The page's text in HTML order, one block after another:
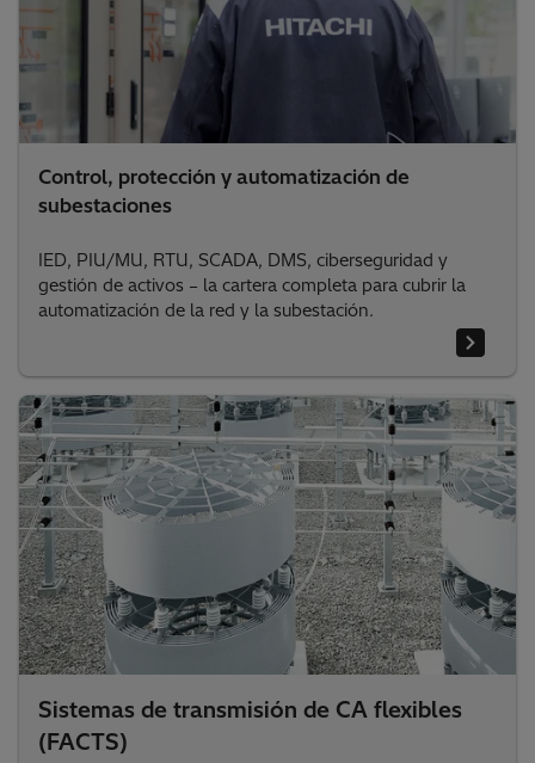
Control, protección y automatización de
subestaciones
IED, PIU/MU, RTU, SCADA, DMS, ciberseguridad y
gestión de activos – la cartera completa para cubrir la
automatización de la red y la subestación.
Sistemas de transmisión de CA flexibles
(FACTS)